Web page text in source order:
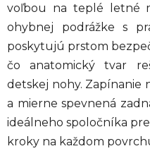
voľbou na teplé letné
ohybnej podrážke s
poskytujú prstom
čo anatomický tvar
detskej nohy. Zapínanie
a mierne spevnená
ideálneho spoločníka
kroky na každom